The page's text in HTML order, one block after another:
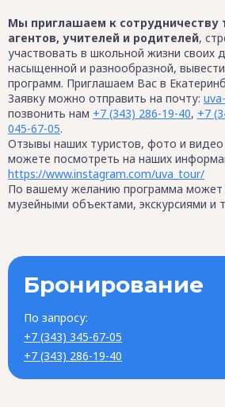
Мы приглашаем к сотрудничеству
агентов, учителей и родителей,
участвовать в школьной жизни своих
насыщенной и разнообразной,
программ. Приглашаем Вас в
Заявку можно отправить на почту:
позвонить нам +7 (343) 286-19-40, +7
045-67-05.
Отзывы наших туристов, фото и
можете посмотреть на наших
https://www.instagram.com/uva_tour/
По вашему желанию программа
музейными объектами, экскурсиями и
Бронирование
По запросу:
+7 (343) 345-67-05
+7 (343) 286-19-40